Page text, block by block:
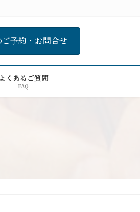
予約・お問合せ
よくあるご質問
FAQ